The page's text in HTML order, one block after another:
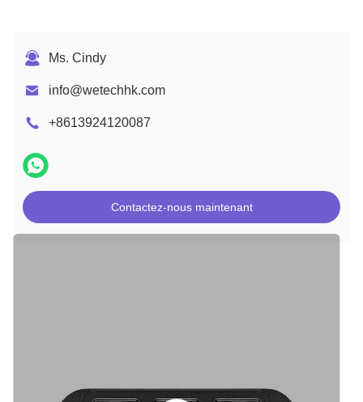
Ms. Cindy
info@wetechhk.com
+8613924120087
Contactez-nous maintenant